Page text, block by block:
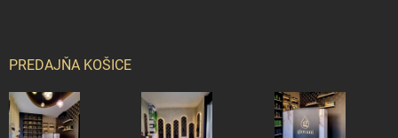
PREDAJŇA KOŠICE